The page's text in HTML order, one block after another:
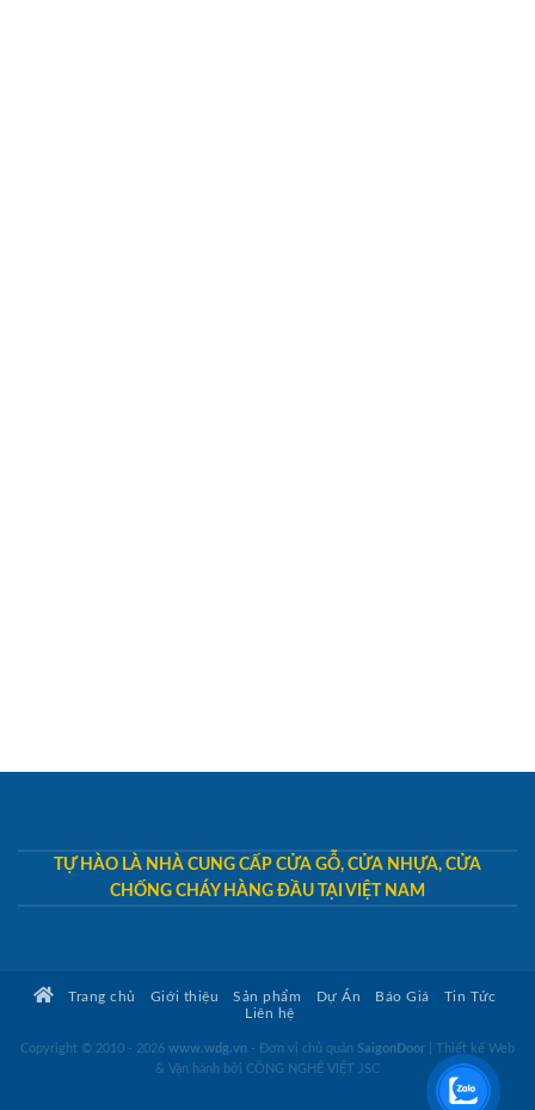
TỰ HÀO LÀ NHÀ CUNG CẤP CỬA GỖ, CỬA NHỰA, CỬA
CHỐNG CHÁY HÀNG ĐẦU TẠI VIỆT NAM
Trang chủ Giới thiệu Sản phẩm Dự Án Báo Giá
Tin Tức
Liên hệ
Copyright © 2010 - 2026 www.wdg.vn - Đơn vị chủ quản SaigonDoor
Thiết kế Web
& Vận hành bởi CÔNG NGHỆ VIỆT JSC